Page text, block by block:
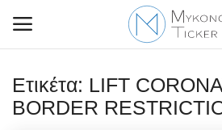
Ετικέτα: LIFT
BORDER